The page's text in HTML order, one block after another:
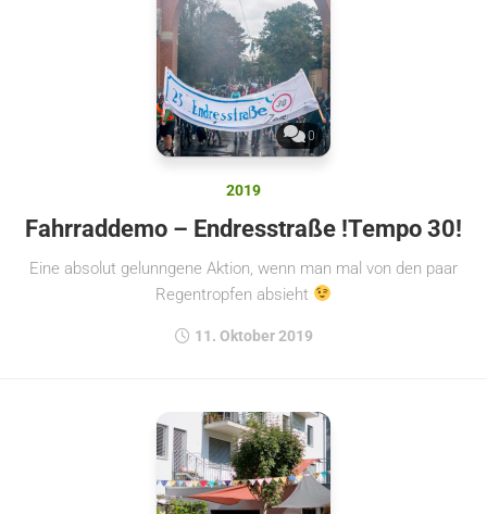
0
2019
Fahrraddemo – Endresstraße !Tempo 30!
Eine absolut gelunngene Aktion, wenn man mal von den paar
Regentropfen absieht
11. Oktober 2019